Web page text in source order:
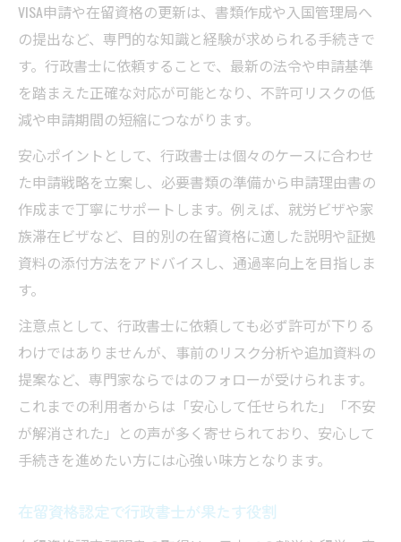
VISA申請や在留資格の更新は、書類作成や入国管理局へ
の提出など、専門的な知識と経験が求められる手続きで
す。行政書士に依頼することで、最新の法令や申請基準
を踏まえた正確な対応が可能となり、不許可リスクの低
減や申請期間の短縮につながります。
安心ポイントとして、行政書士は個々のケースに合わせ
た申請戦略を立案し、必要書類の準備から申請理由書の
作成まで丁寧にサポートします。例えば、就労ビザや家
族滞在ビザなど、目的別の在留資格に適した説明や証拠
資料の添付方法をアドバイスし、通過率向上を目指しま
す。
注意点として、行政書士に依頼しても必ず許可が下りる
わけではありませんが、事前のリスク分析や追加資料の
提案など、専門家ならではのフォローが受けられます。
これまでの利用者からは「安心して任せられた」「不安
が解消された」との声が多く寄せられており、安心して
手続きを進めたい方には心強い味方となります。
在留資格認定で行政書士が果たす役割